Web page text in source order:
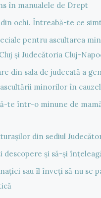
în manualele de Drept
din ochi. Întreabă-te ce
pentru ascultarea
și Judecătoria Cluj-
din sala de judecată a
minorilor în
te într-o minune de
din sediul
descopere și să-și
sau îl înveți să nu se